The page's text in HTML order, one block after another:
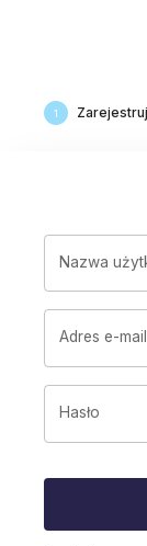
1
Nazwa
Adres e-mail
Hasło